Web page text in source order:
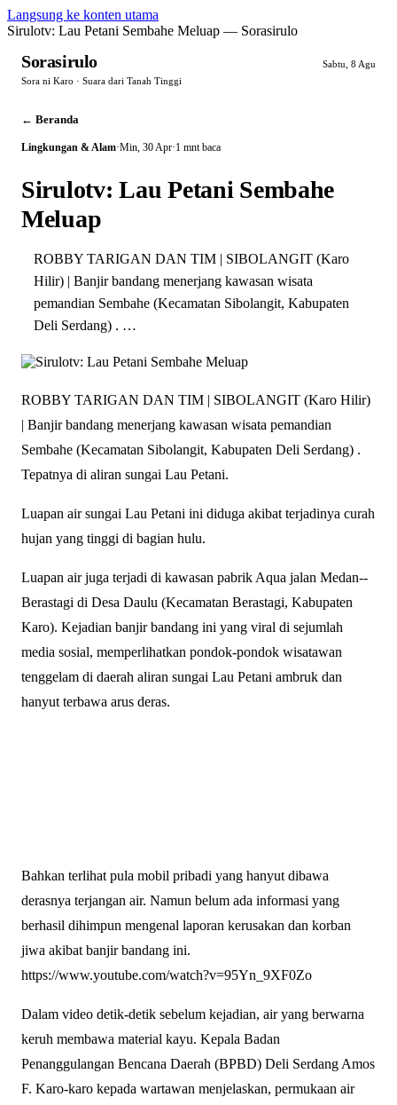
Langsung ke konten utama
Sirulotv: Lau Petani Sembahe Meluap — Sorasirulo
Sorasirulo
Sabtu, 8 Agu
Sora ni Karo · Suara dari Tanah Tinggi
← Beranda
Lingkungan & Alam·Min, 30 Apr·1 mnt baca
Sirulotv: Lau Petani Sembahe
Meluap
ROBBY TARIGAN DAN TIM | SIBOLANGIT (Karo
Hilir) | Banjir bandang menerjang kawasan wisata
pemandian Sembahe (Kecamatan Sibolangit, Kabupaten
Deli Serdang) . …
ROBBY TARIGAN DAN TIM | SIBOLANGIT (Karo Hilir)
| Banjir bandang menerjang kawasan wisata pemandian
Sembahe (Kecamatan Sibolangit, Kabupaten Deli Serdang) .
Tepatnya di aliran sungai Lau Petani.
Luapan air sungai Lau Petani ini diduga akibat terjadinya curah
hujan yang tinggi di bagian hulu.
Luapan air juga terjadi di kawasan pabrik Aqua jalan Medan--
Berastagi di Desa Daulu (Kecamatan Berastagi, Kabupaten
Karo). Kejadian banjir bandang ini yang viral di sejumlah
media sosial, memperlihatkan pondok-pondok wisatawan
tenggelam di daerah aliran sungai Lau Petani ambruk dan
hanyut terbawa arus deras.
Bahkan terlihat pula mobil pribadi yang hanyut dibawa
derasnya terjangan air. Namun belum ada informasi yang
berhasil dihimpun mengenal laporan kerusakan dan korban
jiwa akibat banjir bandang ini.
https://www.youtube.com/watch?v=95Yn_9XF0Zo
Dalam video detik-detik sebelum kejadian, air yang berwarna
keruh membawa material kayu. Kepala Badan
Penanggulangan Bencana Daerah (BPBD) Deli Serdang Amos
F. Karo-karo kepada wartawan menjelaskan, permukaan air